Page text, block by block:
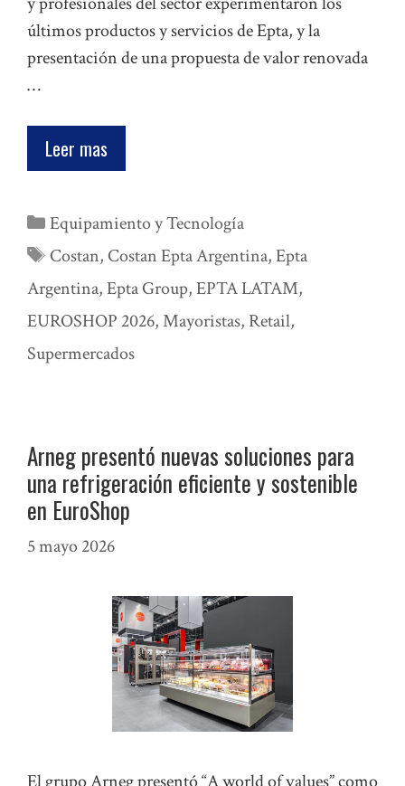
últimos productos y servicios de Epta, y la
presentación de una propuesta de valor renovada
…
Leer mas
Categorías
Equipamiento y Tecnología
Etiquetas
Costan, Costan Epta Argentina,Epta
Argentina,Epta Group,EPTA LATAM,
EUROSHOP 2026,Mayoristas, Retail,
Supermercados
Arneg presentó nuevas soluciones para
una refrigeración eficiente y sostenible
en EuroShop
5 mayo 2026